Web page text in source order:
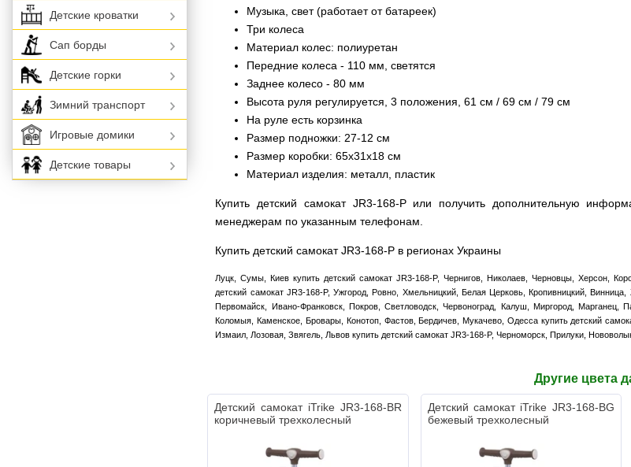
Музыка, свет (работает от батареек)
Три колеса
Материал колес: полиуретан
Передние колеса - 110 мм, светятся
Заднее колесо - 80 мм
Высота руля регулируется, 3 положения, 61 см / 69 см / 79 см
На руле есть корзинка
Размер подножки: 27-12 см
Размер коробки: 65х31х18 см
Материал изделия: металл, пластик
Купить детский самокат JR3-168-P или получить дополнительную
менеджерам по указанным телефонам.
Купить детский самокат JR3-168-P в регионах Украины
Луцк, Сумы, Киев купить детский самокат JR3-168-P, Чернигов, Николаев, Черновцы, Херсон,
детский самокат JR3-168-P, Ужгород, Ровно, Хмельницкий, Белая Церковь, Кропивницкий,
Первомайск, Ивано-Франковск, Покров, Светловодск, Червоноград, Калуш, Миргород, Марганец,
Коломыя, Каменское, Бровары, Конотоп, Фастов, Бердичев, Мукачево, Одесса купить детский
Измаил, Лозовая, Звягель, Львов купить детский самокат JR3-168-P, Черноморск, Прилуки,
Другие цвета
Детский самокат iTrike JR3-168-BR
коричневый трехколесный
Детский самокат iTrike JR3-168-BG
бежевый трехколесный
Детские кроватки
Сап борды
Детские горки
Зимний транспорт
Игровые домики
Детские товары